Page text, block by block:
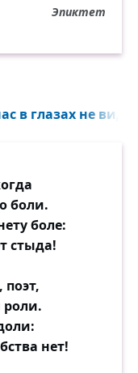
Эпиктет
в глазах не
боли.
боле:
стыда!
нет!